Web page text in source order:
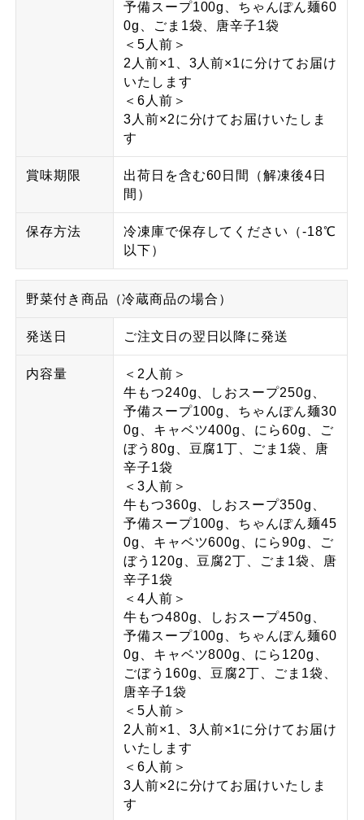
予備スープ100g、ちゃんぽん麺60
0g、ごま1袋、唐辛子1袋
＜5人前＞
2人前×1、3人前×1に分けてお届け
いたします
＜6人前＞
3人前×2に分けてお届けいたしま
す
賞味期限
出荷日を含む60日間（解凍後4日
間）
保存方法
冷凍庫で保存してください（-18℃
以下）
野菜付き商品（冷蔵商品の場合）
発送日 ご注文日の翌日以降に発送
内容量
＜2人前＞
牛もつ240g、しおスープ250g、
予備スープ100g、ちゃんぽん麺30
0g、キャベツ400g、にら60g、ご
ぼう80g、豆腐1丁、ごま1袋、唐
辛子1袋
＜3人前＞
牛もつ360g、しおスープ350g、
予備スープ100g、ちゃんぽん麺45
0g、キャベツ600g、にら90g、ご
ぼう120g、豆腐2丁、ごま1袋、唐
辛子1袋
＜4人前＞
牛もつ480g、しおスープ450g、
予備スープ100g、ちゃんぽん麺60
0g、キャベツ800g、にら120g、
ごぼう160g、豆腐2丁、ごま1袋、
唐辛子1袋
＜5人前＞
2人前×1、3人前×1に分けてお届け
いたします
＜6人前＞
3人前×2に分けてお届けいたしま
す